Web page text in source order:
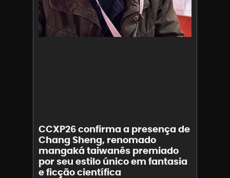
CCXP26 confirma a presença de
Chang Sheng, renomado
mangaká taiwanês premiado
por seu estilo único em fantasia
e ficção científica